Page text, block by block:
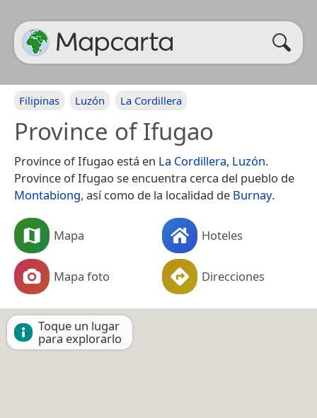
Filipinas Luzón La Cordillera
Province of Ifugao
Province of Ifugao está en La Cordillera, Luzón.
Province of Ifugao se encuentra cerca del pueblo de
Montabiong, así como de la localidad de Burnay.
Mapa Hoteles
Mapa foto Direcciones
Toque un lugar
para explorarlo